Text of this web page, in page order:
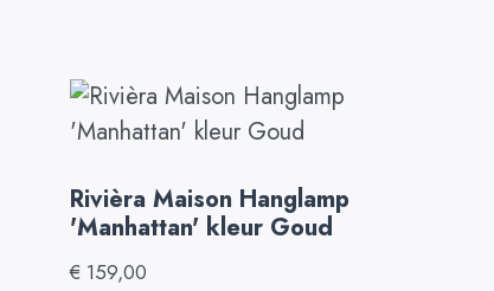
Rivièra Maison Hanglamp
'Manhattan' kleur Goud
€ 159,00